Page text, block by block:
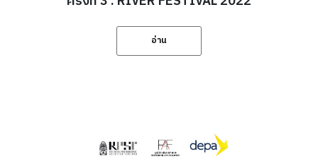
อ่าน